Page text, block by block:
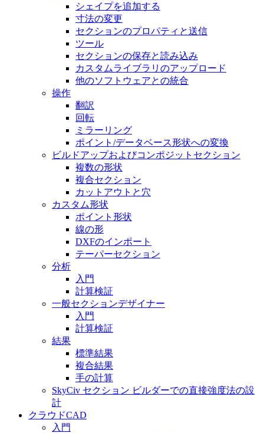
シェイプを追加する
寸法の変​​更
セクションのプロパティと送信
ツール
セクションの保存と読み込み
カスタムライブラリのアップロード
他のソフトウェアとの統合
操作
翻訳
回転
ミラーリング
ポイント/データベース形状への変換
ビルドアップおよびコンポジットセクション
複数の形状
複合セクション
カットアウトと穴
カスタム形状
ポイント形状
線の形
DXFのインポート
テーパーセクション
分析
入門
計算検証
一般セクションデザイナー
入門
計算検証
結果
標準結果
複合結果
手の計算
SkyCiv セクション ビルダーでの直接強度法の設
計
クラウドCAD
入門